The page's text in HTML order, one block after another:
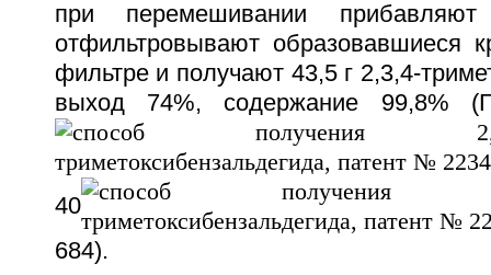
при перемешивании
отфильтровывают образовавшиеся
фильтре и получают 43,5 г 2,3,4-
выход 74%, содержание 99,8%
40
684).